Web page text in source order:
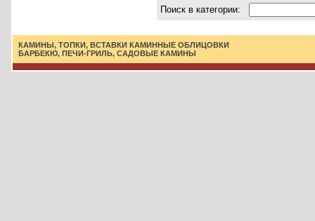
Поиск в категории:
КАМИНЫ, ТОПКИ, ВСТАВКИ КАМИННЫЕ ОБЛИЦОВКИ
БАРБЕКЮ, ПЕЧИ-ГРИЛЬ, САДОВЫЕ КАМИНЫ